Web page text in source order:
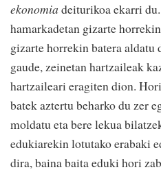
ekonomia deiturikoa ekarri
hamarkadetan gizarte
gizarte horrekin batera aldatu
gaude, zeinetan hartzaileak
hartzaileari eragiten dion.
batek aztertu beharko du zer
moldatu eta bere lekua
edukiarekin lotutako erabaki
dira, baina baita eduki hori